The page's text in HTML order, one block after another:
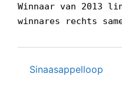
Winnaar van 2013
winnares rechts
Sinaasappelloop